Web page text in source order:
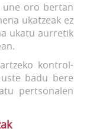
une oro bertan
ukatzeak ez
ukatu aurretik
kontrol-
badu bere
pertsonalen